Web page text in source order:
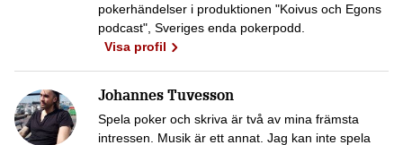
pokerhändelser i produktionen "Koivus och Egons
podcast", Sveriges enda pokerpodd.
Visa profil
Johannes Tuvesson
Spela poker och skriva är två av mina främsta
intressen. Musik är ett annat. Jag kan inte spela